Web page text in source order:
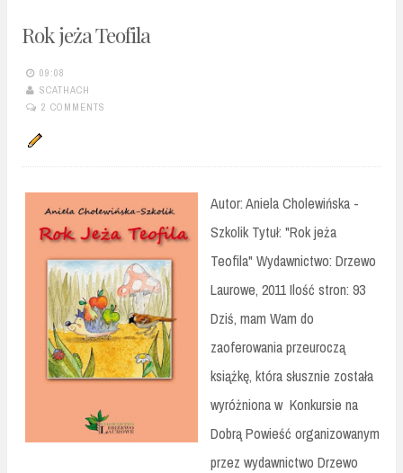
Rok jeża Teofila
09:08
SCATHACH
2 COMMENTS
Autor: Aniela Cholewińska -
Szkolik Tytuł: "Rok jeża
Teofila" Wydawnictwo: Drzewo
Laurowe, 2011 Ilość stron: 93
Dziś, mam Wam do
zaoferowania przeuroczą
książkę, która słusznie została
wyróżniona w Konkursie na
Dobrą Powieść organizowanym
przez wydawnictwo Drzewo